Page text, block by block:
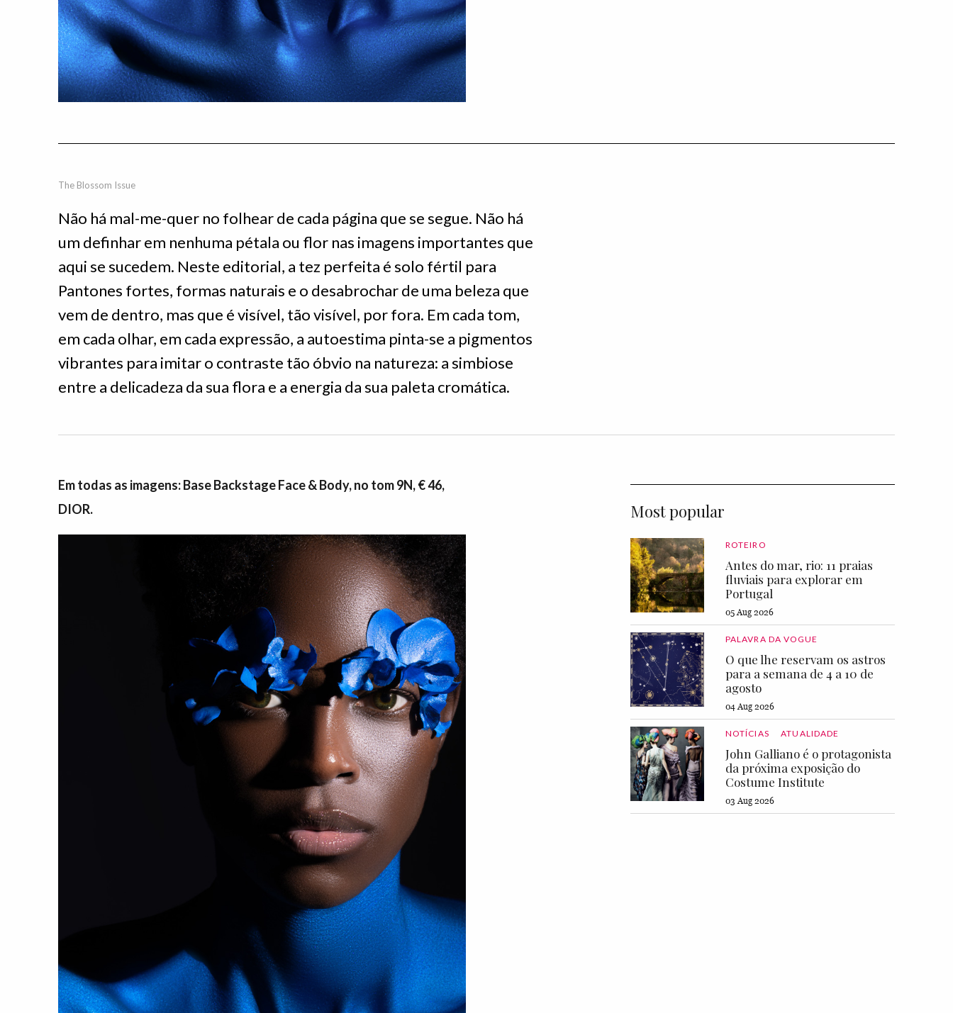
The Blossom Issue
Não há mal-me-quer no folhear de cada página que se segue. Não há
um definhar em nenhuma pétala ou flor nas imagens importantes que
aqui se sucedem. Neste editorial, a tez perfeita é solo fértil para
Pantones fortes, formas naturais e o desabrochar de uma beleza que
vem de dentro, mas que é visível, tão visível, por fora. Em cada tom,
em cada olhar, em cada expressão, a autoestima pinta-se a pigmentos
vibrantes para imitar o contraste tão óbvio na natureza: a simbiose
entre a delicadeza da sua flora e a energia da sua paleta cromática.
Em todas as imagens: Base Backstage Face & Body, no tom 9N, € 46,
DIOR.
Most popular
ROTEIRO
Antes do mar, rio: 11 praias
fluviais para explorar em
Portugal
05 Aug 2026
PALAVRA DA VOGUE
O que lhe reservam os astros
para a semana de 4 a 10 de
agosto
04 Aug 2026
NOTÍCIAS ATUALIDADE
John Galliano é o protagonista
da próxima exposição do
Costume Institute
03 Aug 2026